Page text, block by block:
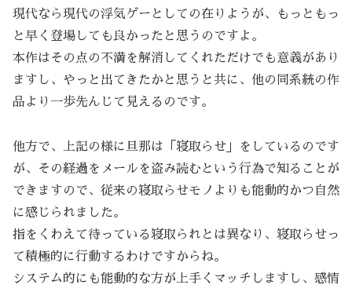
現代なら現代の浮気ゲーとしての在りようが、もっともっ
と早く登場しても良かったと思うのですよ。
本作はその点の不満を解消してくれただけでも意義があり
ますし、やっと出てきたかと思うと共に、他の同系統の作
品より一歩先んじて見えるのです。
他方で、上記の様に旦那は「寝取らせ」をしているのです
が、その経過をメールを盗み読むという行為で知ることが
できますので、従来の寝取らせモノよりも能動的かつ自然
に感じられました。
指をくわえて待っている寝取られとは異なり、寝取らせっ
て積極的に行動するわけですからね。
システム的にも能動的な方が上手くマッチしますし、感情